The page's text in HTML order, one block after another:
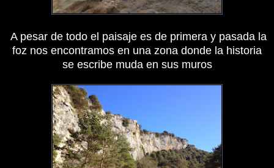
A pesar de todo el paisaje es de primera y pasada la
foz nos encontramos en una zona donde la historia
se escribe muda en sus muros